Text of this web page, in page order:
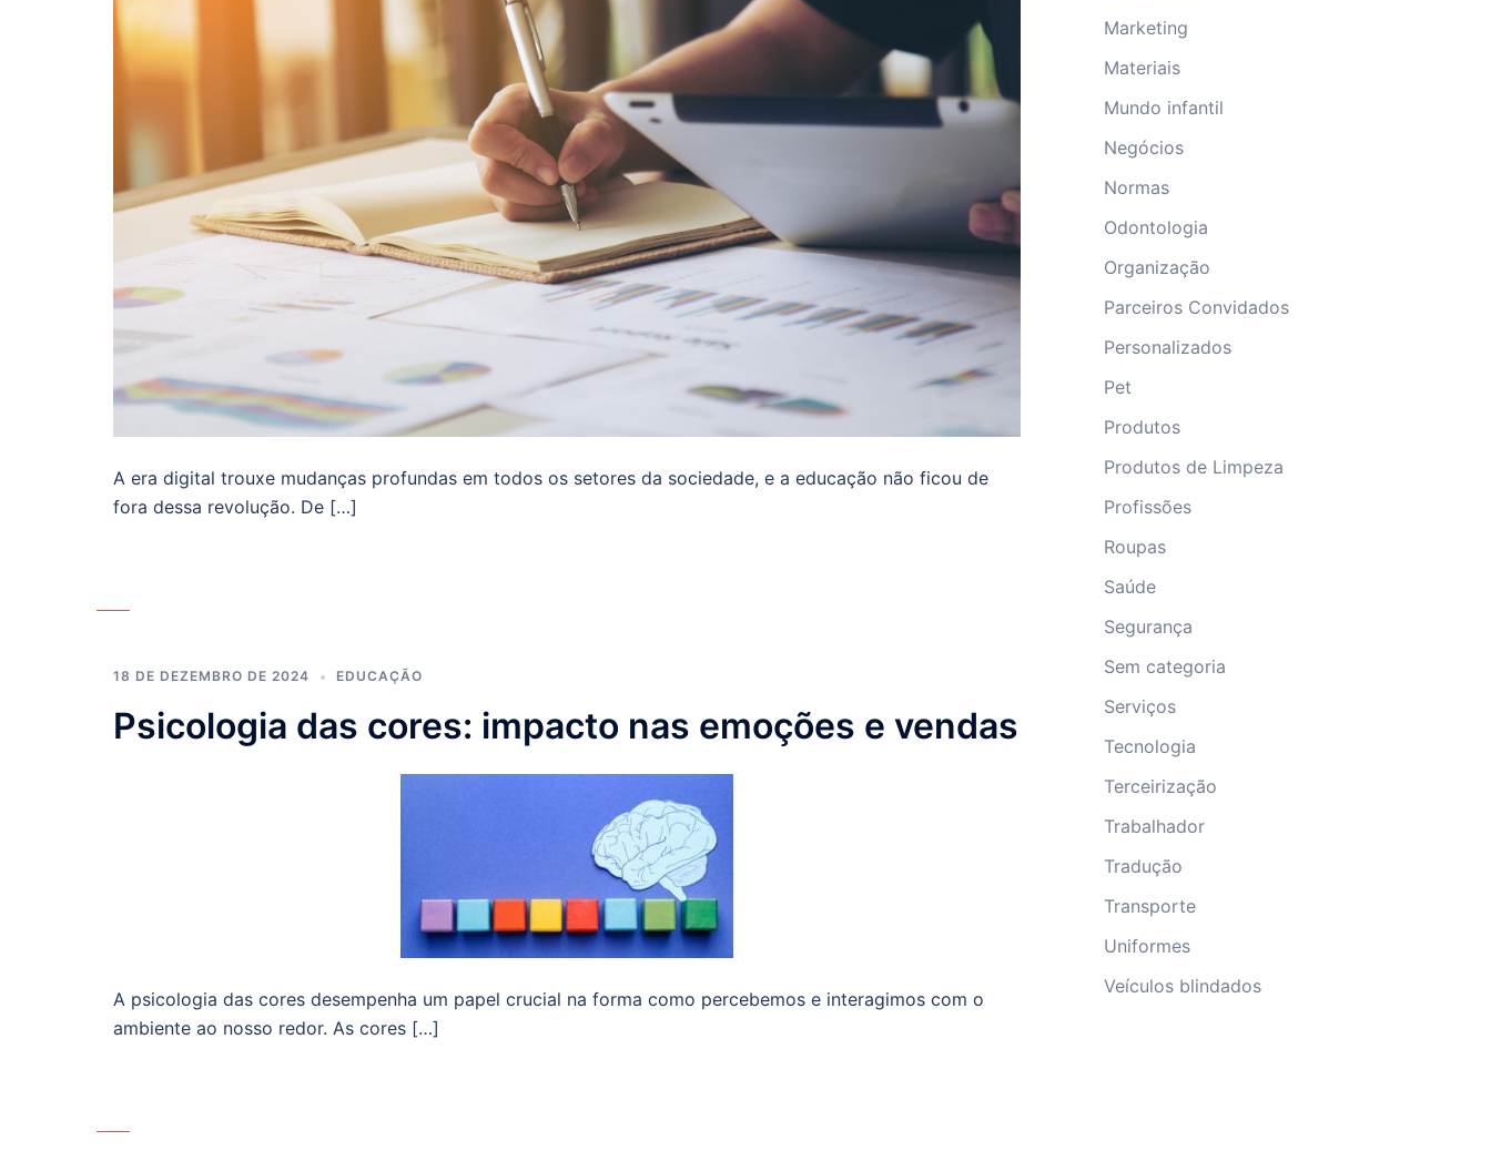
A era digital trouxe mudanças profundas em todos os setores da sociedade, e a educação não ficou de
fora dessa revolução. De […]
18 DE DEZEMBRO DE 2024 EDUCAÇÃO
Psicologia das cores: impacto nas emoções e vendas
A psicologia das cores desempenha um papel crucial na forma como percebemos e interagimos com o
ambiente ao nosso redor. As cores […]
Marketing
Materiais
Mundo infantil
Negócios
Normas
Odontologia
Organização
Parceiros Convidados
Personalizados
Pet
Produtos
Produtos de Limpeza
Profissões
Roupas
Saúde
Segurança
Sem categoria
Serviços
Tecnologia
Terceirização
Trabalhador
Tradução
Transporte
Uniformes
Veículos blindados